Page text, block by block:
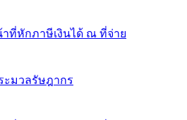
าที่หักภาษีเงินได้ ณ ที่จ่าย
ะมวลรัษฎากร